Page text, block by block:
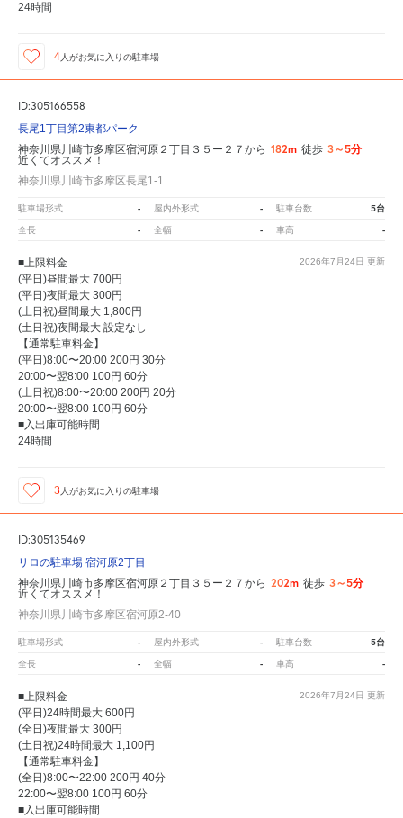
24時間
4人がお気に入りの駐車場
ID:305166558
長尾1丁目第2東都パーク
神奈川県川崎市多摩区宿河原２丁目３５ー２７から 182m 徒歩 3～5分
近くてオススメ！
神奈川県川崎市多摩区長尾1-1
駐車場形式 - 屋内外形式 - 駐車台数 5台
全長 - 全幅 - 車高 -
2026年7月24日 更新
■上限料金
(平日)昼間最大 700円
(平日)夜間最大 300円
(土日祝)昼間最大 1,800円
(土日祝)夜間最大 設定なし
【通常駐車料金】
(平日)8:00〜20:00 200円 30分
20:00〜翌8:00 100円 60分
(土日祝)8:00〜20:00 200円 20分
20:00〜翌8:00 100円 60分
■入出庫可能時間
24時間
3人がお気に入りの駐車場
ID:305135469
リロの駐車場 宿河原2丁目
神奈川県川崎市多摩区宿河原２丁目３５ー２７から 202m 徒歩 3～5分
近くてオススメ！
神奈川県川崎市多摩区宿河原2-40
駐車場形式 - 屋内外形式 - 駐車台数 5台
全長 - 全幅 - 車高 -
2026年7月24日 更新
■上限料金
(平日)24時間最大 600円
(全日)夜間最大 300円
(土日祝)24時間最大 1,100円
【通常駐車料金】
(全日)8:00〜22:00 200円 40分
22:00〜翌8:00 100円 60分
■入出庫可能時間